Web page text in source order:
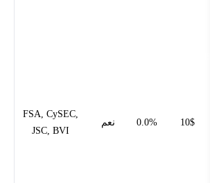
10$
0.0% نعم
FSA, CySEC,
JSC, BVI